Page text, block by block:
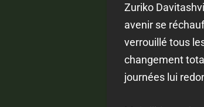
Zuriko
avenir se
verrouillé tous
changement
journées lui